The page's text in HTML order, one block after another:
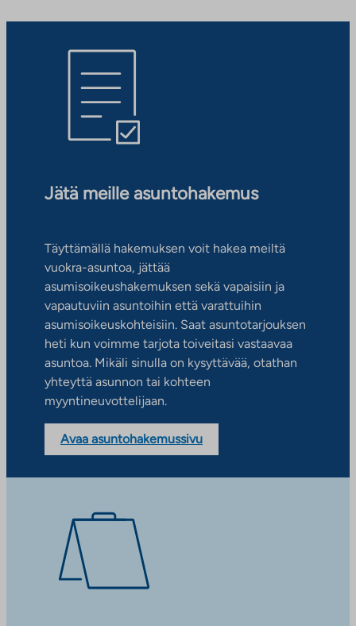
Jätä meille asuntohakemus
Täyttämällä hakemuksen voit hakea meiltä
vuokra-asuntoa, jättää
asumisoikeushakemuksen sekä vapaisiin ja
vapautuviin asuntoihin että varattuihin
asumisoikeuskohteisiin. Saat asuntotarjouksen
heti kun voimme tarjota toiveitasi vastaavaa
asuntoa. Mikäli sinulla on kysyttävää, otathan
yhteyttä asunnon tai kohteen
myyntineuvottelijaan.
Avaa asuntohakemussivu